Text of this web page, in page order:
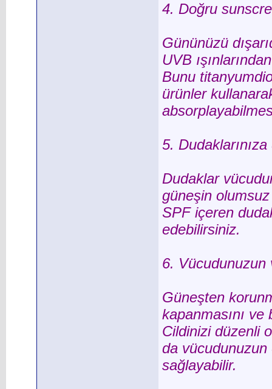
4. Doğru
Gününüzü
UVB
Bunu
ürünler
5.
Dudaklar
güneşin
SPF içeren
edebilirsiniz.
6. Vücudunuzun
Güneşten
kapanmasını
Cildinizi düzenli
da vücudunuzun
sağlayabilir.